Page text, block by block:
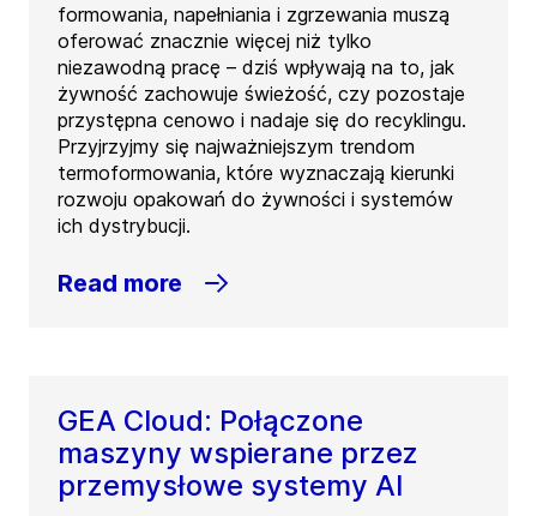
formowania, napełniania i zgrzewania muszą
oferować znacznie więcej niż tylko
niezawodną pracę – dziś wpływają na to, jak
żywność zachowuje świeżość, czy pozostaje
przystępna cenowo i nadaje się do recyklingu.
Przyjrzyjmy się najważniejszym trendom
termoformowania, które wyznaczają kierunki
rozwoju opakowań do żywności i systemów
ich dystrybucji.
Read more
GEA Cloud: Połączone
maszyny wspierane przez
przemysłowe systemy AI